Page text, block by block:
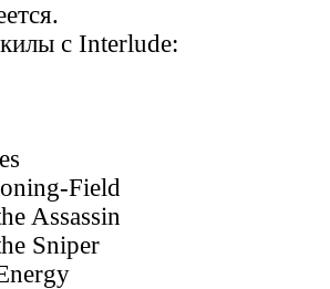
с Interlude:
Field
Assassin
Sniper